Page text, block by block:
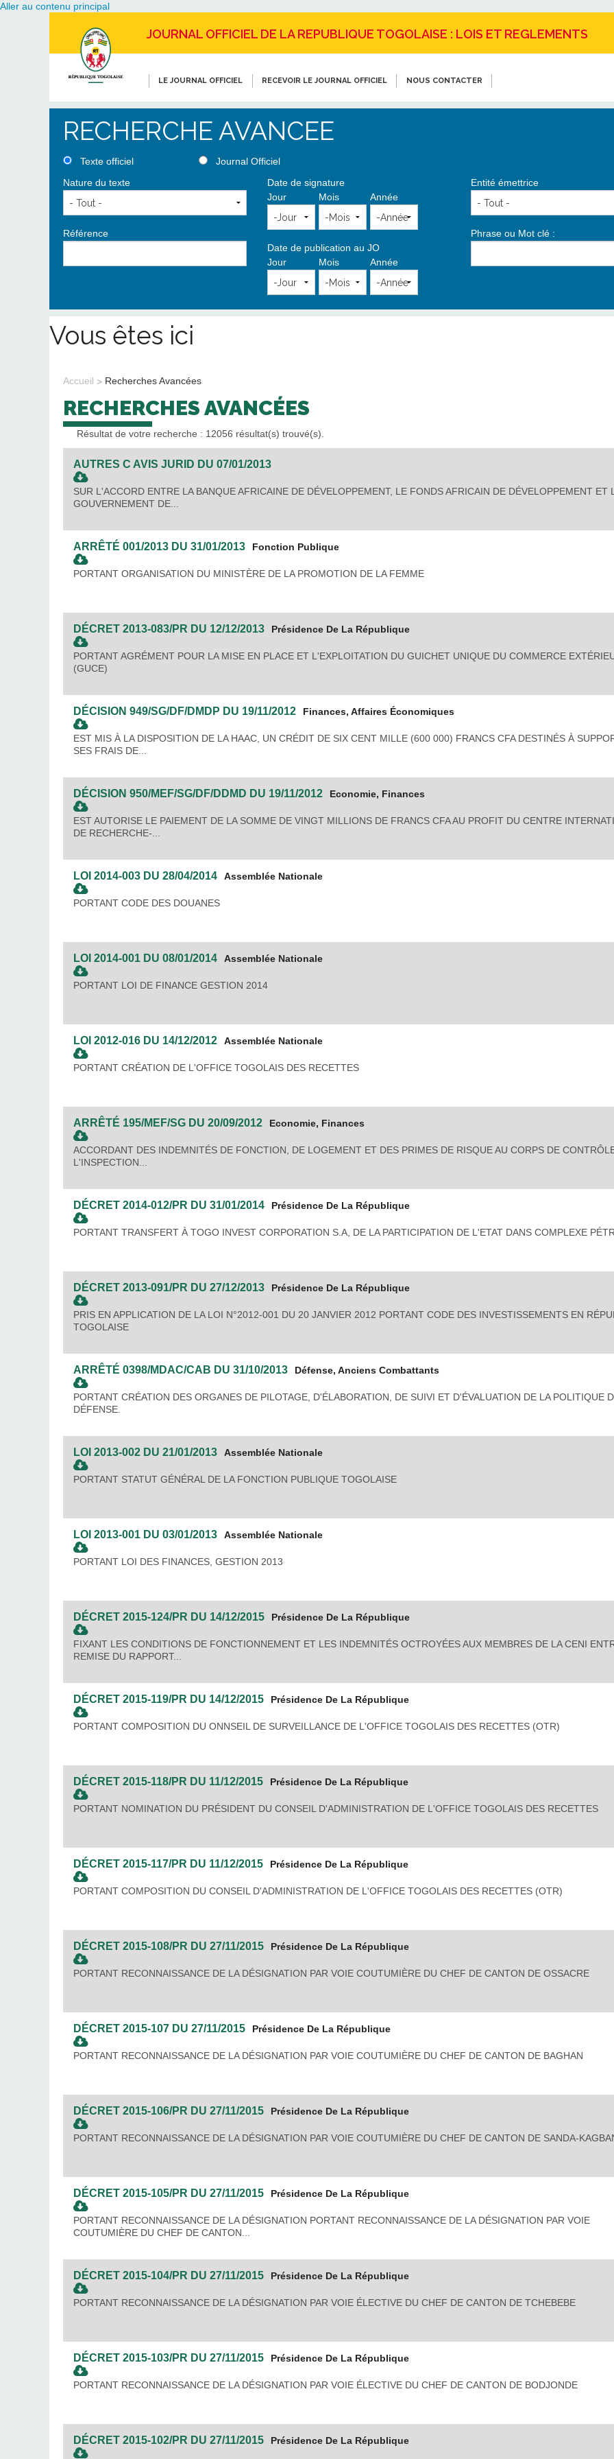
Aller au contenu principal
JOURNAL OFFICIEL DE LA REPUBLIQUE TOGOLAISE : LOIS ET REGLEMENTS
LE JOURNAL OFFICIEL RECEVOIR LE JOURNAL OFFICIEL NOUS CONTACTER
RECHERCHE AVANCEE
Texte officiel
Journal Officiel
Nature du texte
Référence
Date de signature
Jour
Mois Année
Date de publication au JO
Jour
Mois Année
Entité émettrice
Phrase ou Mot clé :
Vous êtes ici
Accueil Recherches Avancées
RECHERCHES AVANCÉES
Résultat de votre recherche : 12056 résultat(s) trouvé(s).
AUTRES C AVIS JURID DU 07/01/2013
SUR L'ACCORD ENTRE LA BANQUE AFRICAINE DE DÉVELOPPEMENT, LE FONDS AFRICAIN DE DÉVELOPPEMENT ET
GOUVERNEMENT DE...
ARRÊTÉ 001/2013 DU 31/01/2013 Fonction Publique
PORTANT ORGANISATION DU MINISTÈRE DE LA PROMOTION DE LA FEMME
DÉCRET 2013-083/PR DU 12/12/2013 Présidence De La République
PORTANT AGRÉMENT POUR LA MISE EN PLACE ET L'EXPLOITATION DU GUICHET UNIQUE DU COMMERCE
(GUCE)
DÉCISION 949/SG/DF/DMDP DU 19/11/2012 Finances, Affaires Économiques
EST MIS À LA DISPOSITION DE LA HAAC, UN CRÉDIT DE SIX CENT MILLE (600 000) FRANCS CFA DESTINÉS À
SES FRAIS DE...
DÉCISION 950/MEF/SG/DF/DDMD DU 19/11/2012 Economie, Finances
EST AUTORISE LE PAIEMENT DE LA SOMME DE VINGT MILLIONS DE FRANCS CFA AU PROFIT DU CENTRE
DE RECHERCHE-...
LOI 2014-003 DU 28/04/2014 Assemblée Nationale
PORTANT CODE DES DOUANES
LOI 2014-001 DU 08/01/2014 Assemblée Nationale
PORTANT LOI DE FINANCE GESTION 2014
LOI 2012-016 DU 14/12/2012 Assemblée Nationale
PORTANT CRÉATION DE L'OFFICE TOGOLAIS DES RECETTES
ARRÊTÉ 195/MEF/SG DU 20/09/2012 Economie, Finances
ACCORDANT DES INDEMNITÉS DE FONCTION, DE LOGEMENT ET DES PRIMES DE RISQUE AU CORPS DE
L'INSPECTION...
DÉCRET 2014-012/PR DU 31/01/2014 Présidence De La République
PORTANT TRANSFERT À TOGO INVEST CORPORATION S.A, DE LA PARTICIPATION DE L'ETAT DANS COMPLEXE
DÉCRET 2013-091/PR DU 27/12/2013 Présidence De La République
PRIS EN APPLICATION DE LA LOI N°2012-001 DU 20 JANVIER 2012 PORTANT CODE DES INVESTISSEMENTS EN
TOGOLAISE
ARRÊTÉ 0398/MDAC/CAB DU 31/10/2013 Défense, Anciens Combattants
PORTANT CRÉATION DES ORGANES DE PILOTAGE, D'ÉLABORATION, DE SUIVI ET D'ÉVALUATION DE LA POLITIQUE
DÉFENSE.
LOI 2013-002 DU 21/01/2013 Assemblée Nationale
PORTANT STATUT GÉNÉRAL DE LA FONCTION PUBLIQUE TOGOLAISE
LOI 2013-001 DU 03/01/2013 Assemblée Nationale
PORTANT LOI DES FINANCES, GESTION 2013
DÉCRET 2015-124/PR DU 14/12/2015 Présidence De La République
FIXANT LES CONDITIONS DE FONCTIONNEMENT ET LES INDEMNITÉS OCTROYÉES AUX MEMBRES DE LA CENI
REMISE DU RAPPORT...
DÉCRET 2015-119/PR DU 14/12/2015 Présidence De La République
PORTANT COMPOSITION DU ONNSEIL DE SURVEILLANCE DE L'OFFICE TOGOLAIS DES RECETTES (OTR)
DÉCRET 2015-118/PR DU 11/12/2015 Présidence De La République
PORTANT NOMINATION DU PRÉSIDENT DU CONSEIL D'ADMINISTRATION DE L'OFFICE TOGOLAIS DES RECETTES
DÉCRET 2015-117/PR DU 11/12/2015 Présidence De La République
PORTANT COMPOSITION DU CONSEIL D'ADMINISTRATION DE L'OFFICE TOGOLAIS DES RECETTES (OTR)
DÉCRET 2015-108/PR DU 27/11/2015 Présidence De La République
PORTANT RECONNAISSANCE DE LA DÉSIGNATION PAR VOIE COUTUMIÈRE DU CHEF DE CANTON DE OSSACRE
DÉCRET 2015-107 DU 27/11/2015 Présidence De La République
PORTANT RECONNAISSANCE DE LA DÉSIGNATION PAR VOIE COUTUMIÈRE DU CHEF DE CANTON DE BAGHAN
DÉCRET 2015-106/PR DU 27/11/2015 Présidence De La République
PORTANT RECONNAISSANCE DE LA DÉSIGNATION PAR VOIE COUTUMIÈRE DU CHEF DE CANTON DE SANDA-
DÉCRET 2015-105/PR DU 27/11/2015 Présidence De La République
PORTANT RECONNAISSANCE DE LA DÉSIGNATION PORTANT RECONNAISSANCE DE LA DÉSIGNATION PAR VOIE
COUTUMIÈRE DU CHEF DE CANTON...
DÉCRET 2015-104/PR DU 27/11/2015 Présidence De La République
PORTANT RECONNAISSANCE DE LA DÉSIGNATION PAR VOIE ÉLECTIVE DU CHEF DE CANTON DE TCHEBEBE
DÉCRET 2015-103/PR DU 27/11/2015 Présidence De La République
PORTANT RECONNAISSANCE DE LA DÉSIGNATION PAR VOIE ÉLECTIVE DU CHEF DE CANTON DE BODJONDE
DÉCRET 2015-102/PR DU 27/11/2015 Présidence De La République